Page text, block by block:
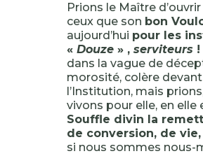
Prions le Maître
ceux que son bon
aujourd’hui pour les
« Douze» , serviteurs !
dans la vague de
morosité, colère
l’Institution, mais
vivons pour elle, en elle
Souffle divin la
de conversion, de
si nous sommes nous-